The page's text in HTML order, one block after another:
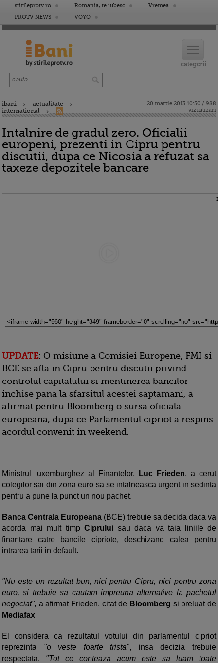
stirileprotv.ro Romania, te iubesc
Vremea
PROTV NEWS
VOYO
ibani
actualitate
international
20 martie 2013 10:50 / 988
vizualizari
Intalnire de gradul zero. Oficialii
europeni, prezenti in Cipru pentru
discutii, dupa ce Nicosia a refuzat sa
taxeze depozitele bancare
UPDATE: O misiune a Comisiei Europene, FMI si
BCE se afla in Cipru pentru discutii privind
controlul capitalului si mentinerea bancilor
inchise pana la sfarsitul acestei saptamani, a
afirmat pentru Bloomberg o sursa oficiala
europeana, dupa ce Parlamentul cipriot a respins
acordul convenit in weekend.
Ministrul luxemburghez al Finantelor, Luc Frieden, a cerut
colegilor sai din zona euro sa se intalneasca urgent in sedinta
pentru a pune la punct un nou pachet.
Banca Centrala Europeana (BCE) trebuie sa decida daca va
acorda mai mult timp Ciprului sau daca va taia liniile de
finantare catre bancile cipriote, deschizand calea pentru
intrarea tarii in default.
"Nu este un rezultat bun, nici pentru Cipru, nici pentru zona
euro, si trebuie sa cautam impreuna alternative la pachetul
negociat", a afirmat Frieden, citat de Bloomberg si preluat de
Mediafax.
El considera ca rezultatul votului din parlamentul cipriot
reprezinta "o veste foarte trista", insa decizia trebuie
respectata. "Tot ce conteaza acum este sa luam toate